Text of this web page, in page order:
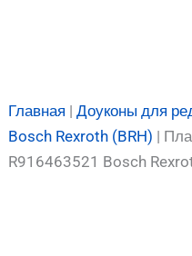
Главная |Доуконы для
Bosch Rexroth (BRH) |
R916463521 Bosch